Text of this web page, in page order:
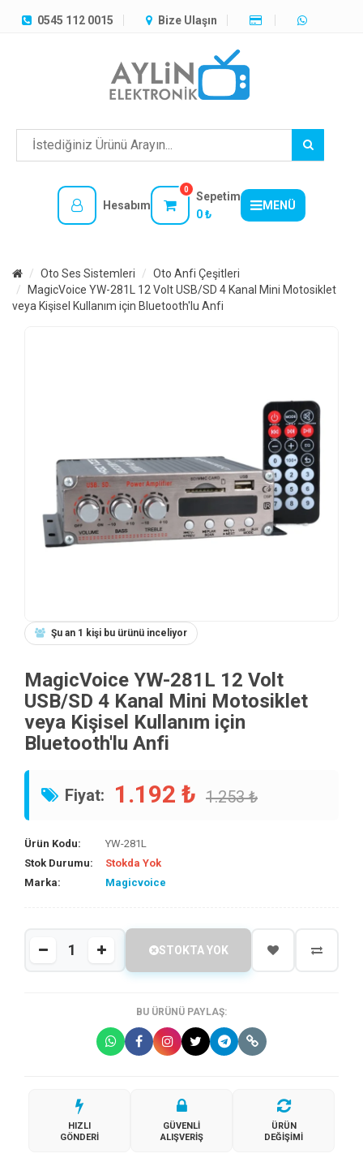
0545 112 0015 Bize Ulaşın
Hesabım
0
Sepetim
0 ₺
MENÜ
TÜM
Oto Ses Sistemleri
Oto Anfi Çeşitleri
MagicVoice YW-281L 12 Volt USB/SD 4 Kanal Mini Motosiklet
veya Kişisel Kullanım için Bluetooth'lu Anfi
Şu an 1 kişi bu ürünü inceliyor
MagicVoice YW-281L 12 Volt
USB/SD 4 Kanal Mini Motosiklet
veya Kişisel Kullanım için
Bluetooth'lu Anfi
Fiyat: 1.192 ₺ 1.253 ₺
Ürün Kodu:
YW-281L
Stok Durumu:
Stokda Yok
Marka:
Magicvoice
STOKTA YOK
BU ÜRÜNÜ PAYLAŞ:
HIZLI
GÖNDERI
GÜVENLI
ALIŞVERIŞ
ÜRÜN
DEĞIŞIMI